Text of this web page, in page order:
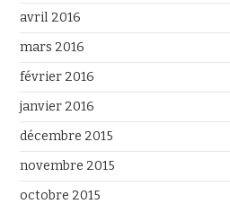
avril 2016
mars 2016
février 2016
janvier 2016
décembre 2015
novembre 2015
octobre 2015